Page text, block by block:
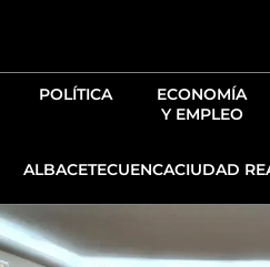
POLÍTICA
ECONOMÍA
Y EMPLEO
ALBACETECUENCACIUDAD